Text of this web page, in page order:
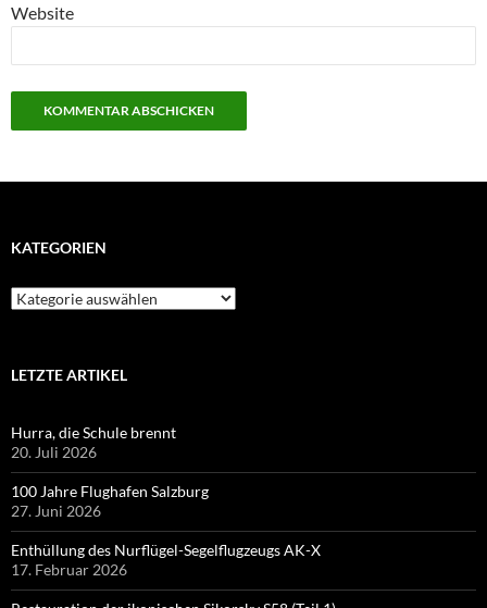
Website
KATEGORIEN
Kategorien
LETZTE ARTIKEL
Hurra, die Schule brennt
20. Juli 2026
100 Jahre Flughafen Salzburg
27. Juni 2026
Enthüllung des Nurflügel-Segelflugzeugs AK-X
17. Februar 2026